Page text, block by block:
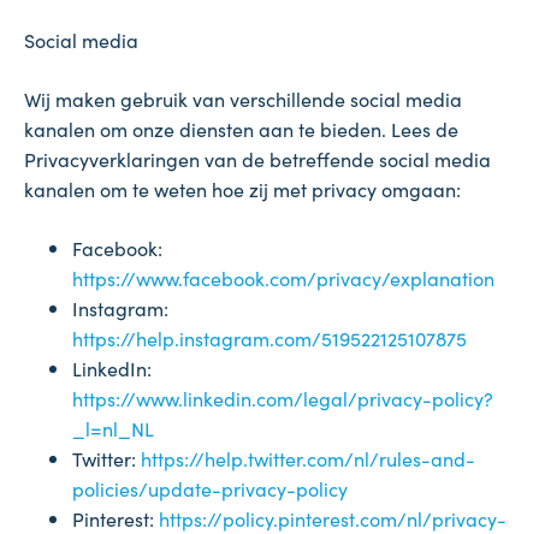
Social media
Wij maken gebruik van verschillende social media
kanalen om onze diensten aan te bieden. Lees de
Privacyverklaringen van de betreffende social media
kanalen om te weten hoe zij met privacy omgaan:
Facebook:
https://www.facebook.com/privacy/explanation
Instagram:
https://help.instagram.com/519522125107875
LinkedIn:
https://www.linkedin.com/legal/privacy-policy?
_l=nl_NL
Twitter: https://help.twitter.com/nl/rules-and-
policies/update-privacy-policy
Pinterest: https://policy.pinterest.com/nl/privacy-